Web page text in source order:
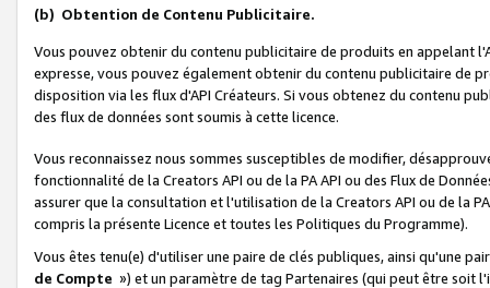
(b) Obtention de Contenu Publicitaire.
Vous pouvez obtenir du contenu publicitaire de produits en appelant
expresse, vous pouvez également obtenir du contenu publicitaire de
disposition via les flux d'API Créateurs. Si vous obtenez du contenu
des flux de données sont soumis à cette licence.
Vous reconnaissez nous sommes susceptibles de modifier,
fonctionnalité de la Creators API ou de la PA API ou des Flux de
assurer que la consultation et l'utilisation de la Creators API ou de la
compris la présente Licence et toutes les Politiques du Programme).
Vous êtes tenu(e) d'utiliser une paire de clés publiques, ainsi qu'une
de Compte ») et un paramètre de tag Partenaires (qui peut être soit